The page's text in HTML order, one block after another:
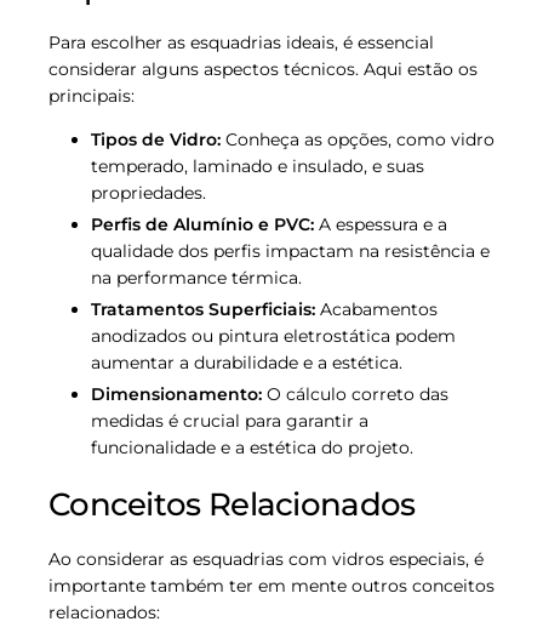
Para escolher as esquadrias ideais, é essencial
considerar alguns aspectos técnicos. Aqui estão os
principais:
Tipos de Vidro: Conheça as opções, como vidro
temperado, laminado e insulado, e suas
propriedades.
Perfis de Alumínio e PVC: A espessura e a
qualidade dos perfis impactam na resistência e
na performance térmica.
Tratamentos Superficiais: Acabamentos
anodizados ou pintura eletrostática podem
aumentar a durabilidade e a estética.
Dimensionamento: O cálculo correto das
medidas é crucial para garantir a
funcionalidade e a estética do projeto.
Conceitos Relacionados
Ao considerar as esquadrias com vidros especiais, é
importante também ter em mente outros conceitos
relacionados: